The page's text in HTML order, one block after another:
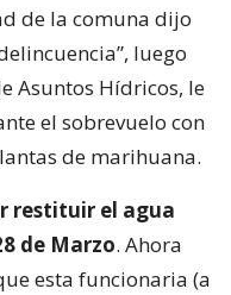
de la comuna dijo
luego
Asuntos Hídricos, le
el sobrevuelo con
de marihuana.
restituir el agua
de Marzo. Ahora
esta funcionaria (a